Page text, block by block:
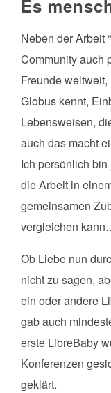
Es
Neben der Arbeit
Community auch
Freunde
Globus kennt,
Lebensweisen,
auch das macht
Ich persönlich
die Arbeit in
gemeinsamen
vergleichen
Ob Liebe nun
nicht zu sagen,
ein oder andere
gab auch
erste LibreBaby
Konferenzen
geklärt.